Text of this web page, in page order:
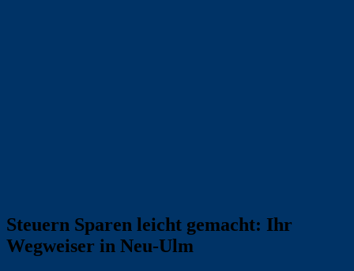
Steuern Sparen leicht gemacht: Ihr
Wegweiser in Neu-Ulm